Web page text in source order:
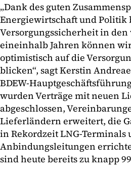
„Dank des guten
Energiewirtschaft und Politik
Versorgungssicherheit in den
eineinhalb Jahren können
optimistisch auf die
blicken“, sagt Kerstin
BDEW-
wurden Verträge mit neuen
abgeschlossen,
Lieferländern erweitert, die
in Rekordzeit LNG-Terminals
Anbindungsleitungen
sind heute bereits zu knapp